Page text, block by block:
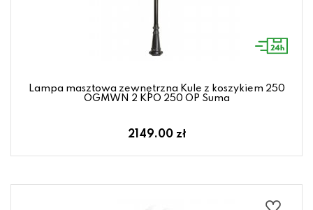
Lampa masztowa zewnętrzna Kule z koszykiem 250
OGMWN 2 KPO 250 OP Suma
2149.00 zł